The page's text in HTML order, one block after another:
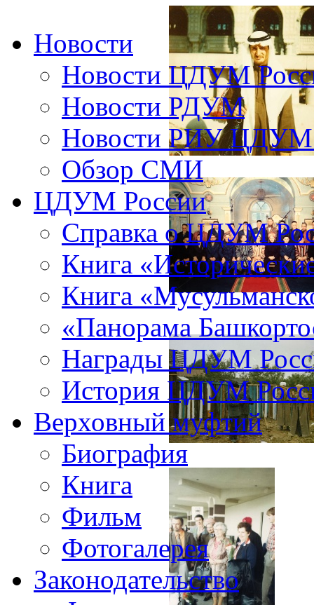
Новости
Новости ЦДУМ
Новости РДУМ
Новости РИУ ЦДУМ
Обзор СМИ
ЦДУМ России
Справка о ЦДУМ
Книга
Книга
«Панорама
Награды ЦДУМ
История ЦДУМ
Верховный муфтий
Биография
Книга
Фильм
Фотогалерея
Законодательство